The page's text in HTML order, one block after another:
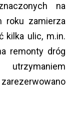
na
roku zamierza
kilka ulic, m.in.
remonty dróg